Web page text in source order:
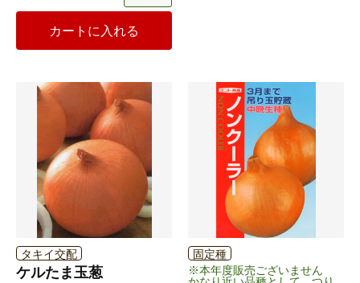
カートに入れる
タキイ交配
ケルたま玉葱
固定種
※本年度販売ございません